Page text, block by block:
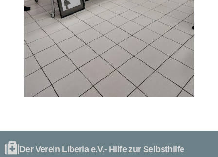
Der Verein Liberia e.V.- Hilfe zur Selbsthilfe